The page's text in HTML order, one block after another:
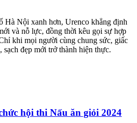
Hà Nội xanh hơn, Urenco khẳng định
và nỗ lực, đồng thời kêu gọi sự hợp
khi mọi người cùng chung sức, giấc
đẹp mới trở thành hiện thực.
hội thi Nấu ăn giỏi 2024